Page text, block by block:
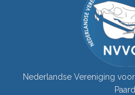
Nederlandse Vereniging
Paard.